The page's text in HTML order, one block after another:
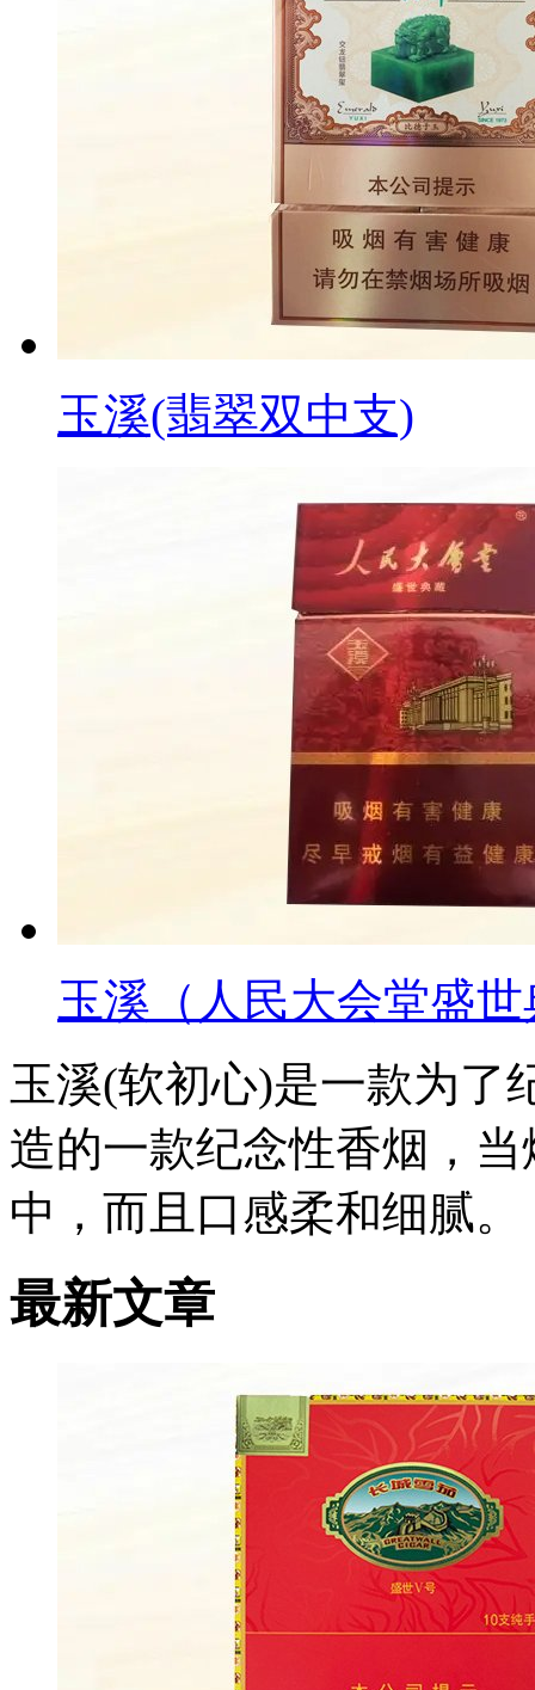
玉溪(翡翠双中支)
玉溪（人民大会堂盛
玉溪(软初心)是一款为了
造的一款纪念性香烟，
中，而且口感柔和细腻。
最新文章